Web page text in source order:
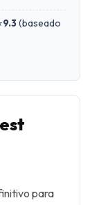
9.3(baseado
para